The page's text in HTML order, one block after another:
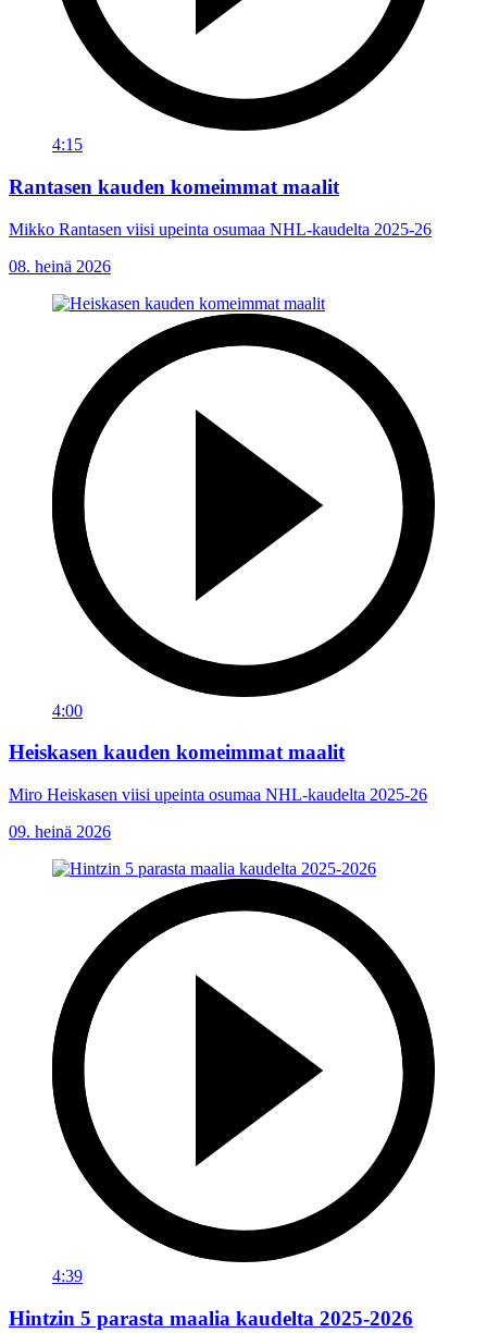
4:15
Rantasen kauden komeimmat maalit
Mikko Rantasen viisi upeinta osumaa NHL-kaudelta 2025-26
08. heinä 2026
4:00
Heiskasen kauden komeimmat maalit
Miro Heiskasen viisi upeinta osumaa NHL-kaudelta 2025-26
09. heinä 2026
4:39
Hintzin 5 parasta maalia kaudelta 2025-2026